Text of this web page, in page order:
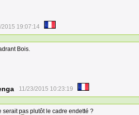
2015 19:07:14
Bois.
11/23/2015 10:23:19
serait pas plutôt le cadre endetté ?